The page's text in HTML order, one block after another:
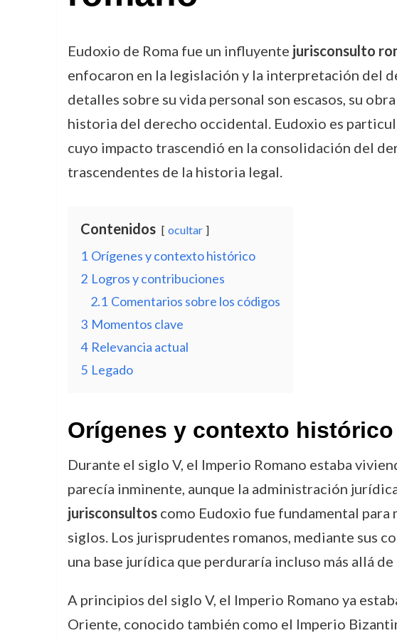
Eudoxio de Roma fue un influyente jurisconsulto
enfocaron en la legislación y la interpretación del
detalles sobre su vida personal son escasos, su
historia del derecho occidental. Eudoxio es
cuyo impacto trascendió en la consolidación del
trascendentes de la historia legal.
Contenidos ocultar
1 Orígenes y contexto histórico
2 Logros y contribuciones
2.1 Comentarios sobre los códigos
3 Momentos clave
4 Relevancia actual
5 Legado
Orígenes y contexto histórico
Durante el siglo V, el Imperio Romano estaba
parecía inminente, aunque la administración
jurisconsultoscomo Eudoxio fue fundamental para
siglos. Los jurisprudentes romanos, mediante sus
una base jurídica que perduraría incluso más allá
A principios del siglo V, el Imperio Romano ya
Oriente, conocido también como el Imperio